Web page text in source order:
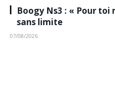
Boogy Ns3 : « Pour
sans limite
07/08/2026